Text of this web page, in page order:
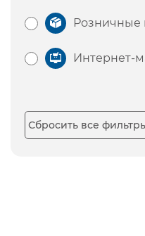
Розничные
Интернет-
Сбросить все